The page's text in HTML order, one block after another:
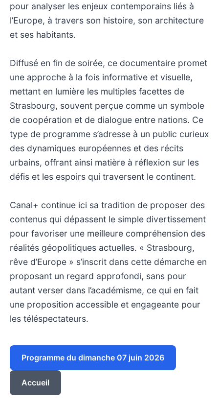
pour analyser les enjeux contemporains liés à
l’Europe, à travers son histoire, son architecture
et ses habitants.
Diffusé en fin de soirée, ce documentaire promet
une approche à la fois informative et visuelle,
mettant en lumière les multiples facettes de
Strasbourg, souvent perçue comme un symbole
de coopération et de dialogue entre nations. Ce
type de programme s’adresse à un public curieux
des dynamiques européennes et des récits
urbains, offrant ainsi matière à réflexion sur les
défis et les espoirs qui traversent le continent.
Canal+ continue ici sa tradition de proposer des
contenus qui dépassent le simple divertissement
pour favoriser une meilleure compréhension des
réalités géopolitiques actuelles. « Strasbourg,
rêve d’Europe » s’inscrit dans cette démarche en
proposant un regard approfondi, sans pour
autant verser dans l’académisme, ce qui en fait
une proposition accessible et engageante pour
les téléspectateurs.
Programme du dimanche 07 juin 2026
Accueil